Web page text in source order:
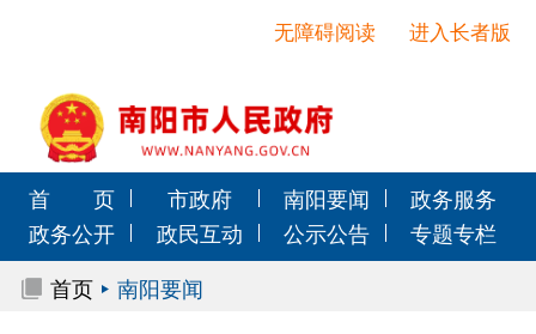
进入长者版
无障碍阅读
首 页 市政府 南阳要闻
政务服务
政务公开
政民互动 公示公告
专题专栏
首页
南阳要闻